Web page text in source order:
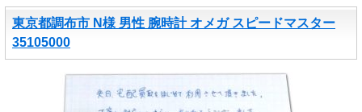
東京都調布市 N様 男性 腕時計 オメガ スピードマスター
35105000